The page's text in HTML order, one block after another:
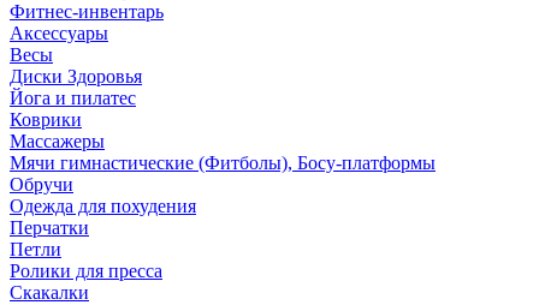
Фитнес-инвентарь
Аксессуары
Весы
Диски Здоровья
Йога и пилатес
Коврики
Массажеры
Мячи гимнастические (Фитболы), Босу-платформы
Обручи
Одежда для похудения
Перчатки
Петли
Ролики для пресса
Скакалки